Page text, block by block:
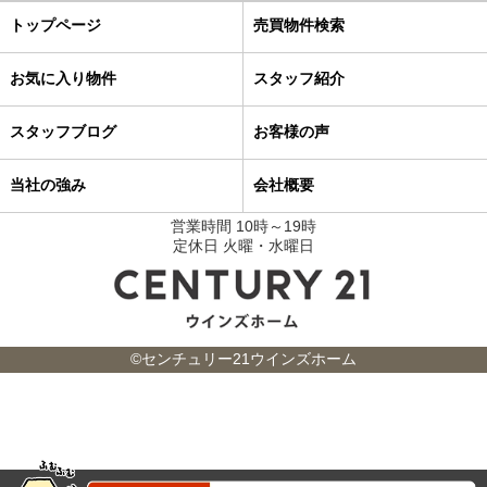
トップページ 売買物件検索
お気に入り物件 スタッフ紹介
スタッフブログ お客様の声
当社の強み 会社概要
営業時間 10時～19時
定休日 火曜・水曜日
©センチュリー21ウインズホーム